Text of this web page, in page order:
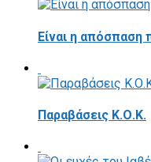
Είναι η απόσπαση
Παραβάσεις Κ.Ο.Κ.